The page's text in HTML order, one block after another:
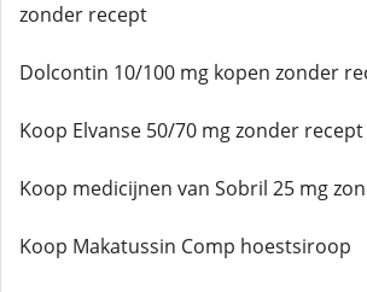
zonder recept
Dolcontin 10/100 mg kopen zonder
Koop Elvanse 50/70 mg zonder recept
Koop medicijnen van Sobril 25 mg
Koop Makatussin Comp hoestsiroop